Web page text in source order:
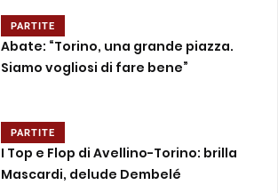
PARTITE
Abate: “Torino, una grande piazza.
Siamo vogliosi di fare bene”
PARTITE
I Top e Flop di Avellino-Torino: brilla
Mascardi, delude Dembelé